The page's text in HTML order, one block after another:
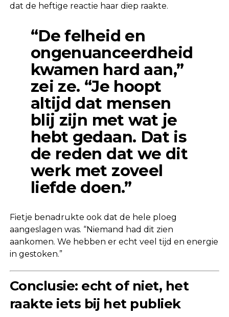
dat de heftige reactie haar diep raakte.
“De felheid en
ongenuanceerdheid
kwamen hard aan,”
zei ze. “Je hoopt
altijd dat mensen
blij zijn met wat je
hebt gedaan. Dat is
de reden dat we dit
werk met zoveel
liefde doen.”
Fietje benadrukte ook dat de hele ploeg
aangeslagen was. “Niemand had dit zien
aankomen. We hebben er echt veel tijd en energie
in gestoken.”
Conclusie: echt of niet, het
raakte iets bij het publiek